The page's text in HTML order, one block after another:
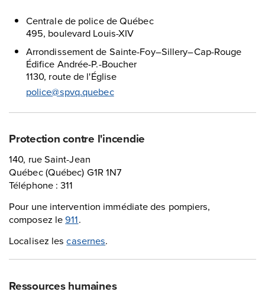
Centrale de police de Québec
495, boulevard Louis-XIV
Arrondissement de Sainte-Foy–Sillery–Cap-Rouge
Édifice Andrée-P.-Boucher
1130, route de l'Église
police@spvq.quebec
Protection contre l'incendie
140, rue Saint-Jean
Québec (Québec) G1R 1N7
Téléphone : 311
Pour une intervention immédiate des pompiers,
composez le911.
Localisez lescasernes.
Ressources humaines